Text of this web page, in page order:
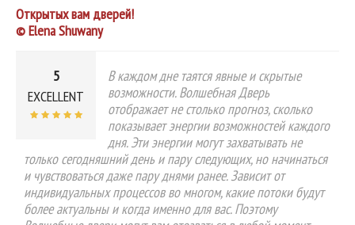
Открытых вам дверей!
© Elena Shuwany
5
EXCELLENT
В каждом дне таятся явные и скрытые
возможности. Волшебная Дверь
отображает не столько прогноз, сколько
показывает энергии возможностей каждого
дня. Эти энергии могут захватывать не
только сегодняшний день и пару следующих, но начинаться
и чувствоваться даже пару днями ранее. Зависит от
индивидуальных процессов во многом, какие потоки будут
более актуальны и когда именно для вас. Поэтому